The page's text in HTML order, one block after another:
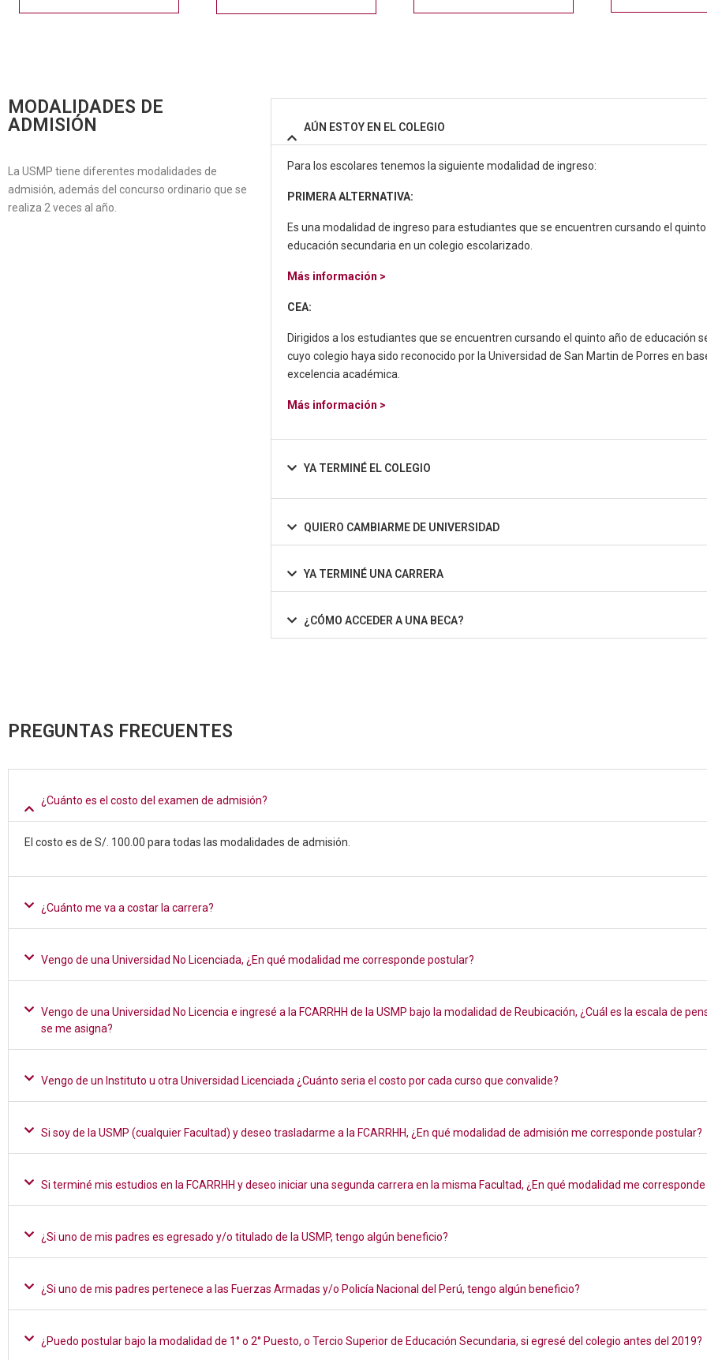
MODALIDADES DE
ADMISIÓN
La USMP tiene diferentes modalidades de
admisión, además del concurso ordinario que se
realiza 2 veces al año.
AÚN ESTOY EN EL COLEGIO
Para los escolares tenemos la siguiente modalidad de ingreso:
PRIMERA ALTERNATIVA:
Es una modalidad de ingreso para estudiantes que se encuentren cursando el
educación secundaria en un colegio escolarizado.
Más información >
CEA:
Dirigidos a los estudiantes que se encuentren cursando el quinto año de educación
cuyo colegio haya sido reconocido por la Universidad de San Martin de Porres en
excelencia académica.
Más información >
YA TERMINÉ EL COLEGIO
QUIERO CAMBIARME DE UNIVERSIDAD
YA TERMINÉ UNA CARRERA
¿CÓMO ACCEDER A UNA BECA?
PREGUNTAS FRECUENTES
¿Cuánto es el costo del examen de admisión?
El costo es de S/. 100.00 para todas las modalidades de admisión.
¿Cuánto me va a costar la carrera?
Vengo de una Universidad No Licenciada, ¿En qué modalidad me corresponde postular?
Vengo de una Universidad No Licencia e ingresé a la FCARRHH de la USMP bajo la modalidad de Reubicación, ¿Cuál es la escala de
se me asigna?
Vengo de un Instituto u otra Universidad Licenciada ¿Cuánto seria el costo por cada curso que convalide?
Si soy de la USMP (cualquier Facultad) y deseo trasladarme a la FCARRHH, ¿En qué modalidad de admisión me corresponde postular?
Si terminé mis estudios en la FCARRHH y deseo iniciar una segunda carrera en la misma Facultad, ¿En qué modalidad me
¿Si uno de mis padres es egresado y/o titulado de la USMP, tengo algún beneficio?
¿Si uno de mis padres pertenece a las Fuerzas Armadas y/o Policía Nacional del Perú, tengo algún beneficio?
¿Puedo postular bajo la modalidad de 1° o 2° Puesto, o Tercio Superior de Educación Secundaria, si egresé del colegio antes del 2019?